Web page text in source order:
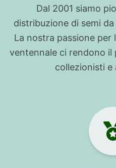
Dal 2001 siamo
distribuzione di semi
La nostra passione per
ventennale ci rendono
collezionisti e